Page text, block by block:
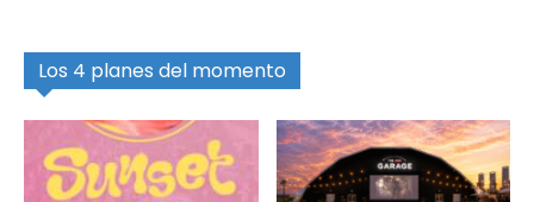
Los 4 planes del momento